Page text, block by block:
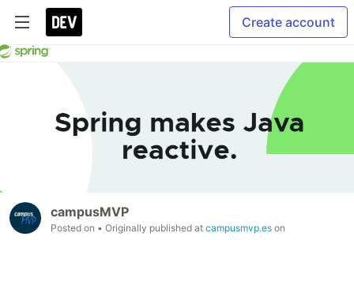
Create account
campusMVP
Posted on • Originally published at campusmvp.es on